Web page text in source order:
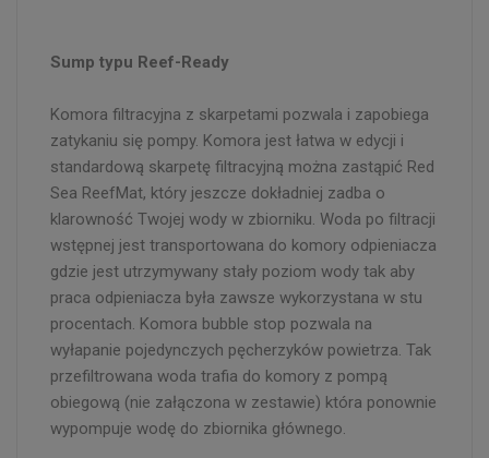
Sump typu Reef-Ready
Komora filtracyjna z skarpetami pozwala i zapobiega
zatykaniu się pompy. Komora jest łatwa w edycji i
standardową skarpetę filtracyjną można zastąpić Red
Sea ReefMat, który jeszcze dokładniej zadba o
klarowność Twojej wody w zbiorniku. Woda po filtracji
wstępnej jest transportowana do komory odpieniacza
gdzie jest utrzymywany stały poziom wody tak aby
praca odpieniacza była zawsze wykorzystana w stu
procentach. Komora bubble stop pozwala na
wyłapanie pojedynczych pęcherzyków powietrza. Tak
przefiltrowana woda trafia do komory z pompą
obiegową (nie załączona w zestawie) która ponownie
wypompuje wodę do zbiornika głównego.